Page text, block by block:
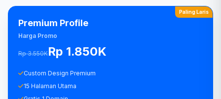
Paling Laris
Premium Profile
Harga Promo
Rp 3.550KRp 1.850K
Custom Design Premium
15 Halaman Utama